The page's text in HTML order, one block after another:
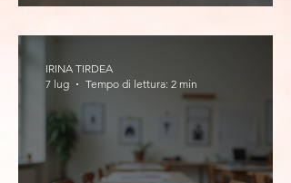
IRINA TIRDEA
7 lug
Tempo di lettura: 2 min